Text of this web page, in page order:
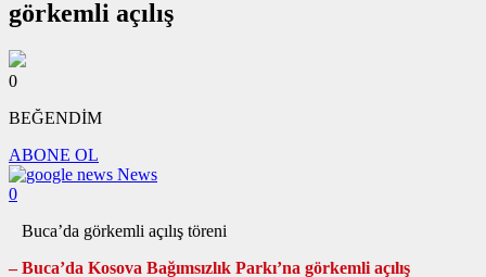
görkemli açılış
0
BEĞENDİM
ABONE OL
News
0
Buca’da görkemli açılış töreni
– Buca’da Kosova Bağımsızlık Parkı’na görkemli açılış